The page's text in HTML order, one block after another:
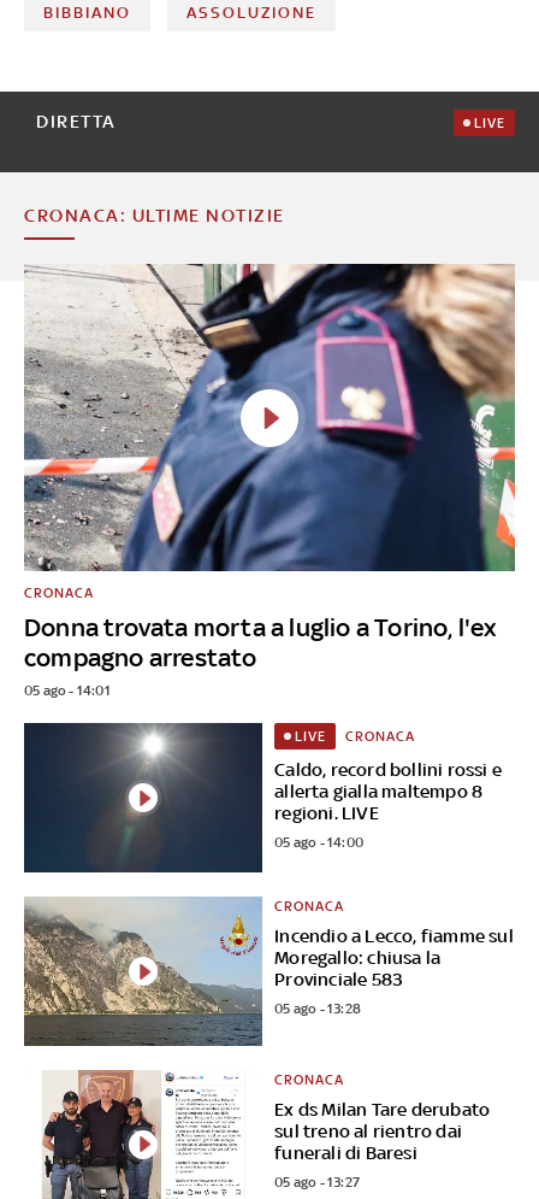
BIBBIANO ASSOLUZIONE
DIRETTA LIVE
CRONACA: ULTIME NOTIZIE
Donna trovata morta a luglio a Torino, l'ex
compagno arrestato
CRONACA
05 ago - 14:01
Caldo, record bollini rossi e
allerta gialla maltempo 8
regioni. LIVE
LIVE CRONACA
05 ago - 14:00
Incendio a Lecco, fiamme sul
Moregallo: chiusa la
Provinciale 583
CRONACA
05 ago - 13:28
Ex ds Milan Tare derubato
sul treno al rientro dai
funerali di Baresi
CRONACA
05 ago - 13:27